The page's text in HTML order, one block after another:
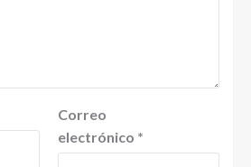
Correo
electrónico *